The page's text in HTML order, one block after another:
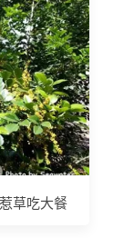
草吃大餐